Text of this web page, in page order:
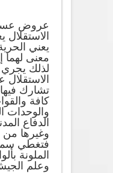
عروض
الاستقلال
يعني
معنى لهما
لذلك
تشارك فيها
كافة
والوحدات
الدفاع
وغيرها من
فتغطي
الملونة
وعلم